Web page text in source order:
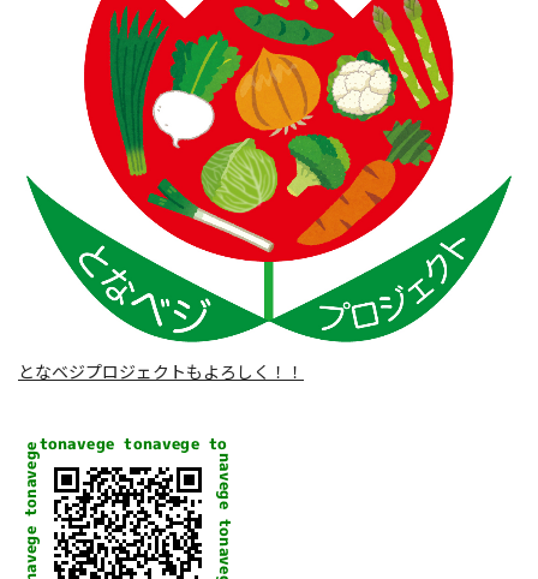
となベジプロジェクトもよろしく！！